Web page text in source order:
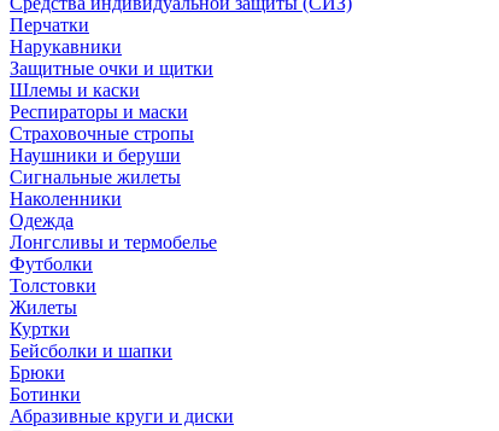
Перчатки
Нарукавники
Защитные очки и щитки
Шлемы и каски
Респираторы и маски
Страховочные стропы
Наушники и беруши
Сигнальные жилеты
Наколенники
Одежда
Лонгсливы и термобелье
Футболки
Толстовки
Жилеты
Куртки
Бейсболки и шапки
Брюки
Ботинки
Абразивные круги и диски